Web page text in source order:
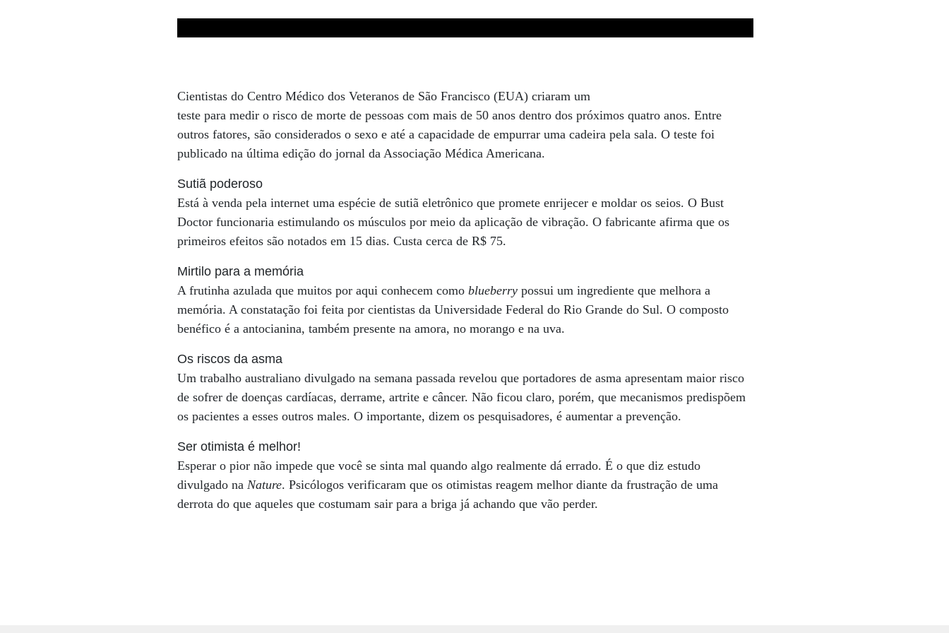
Cientistas do Centro Médico dos Veteranos de São Francisco (EUA) criaram um
teste para medir o risco de morte de pessoas com mais de 50 anos dentro dos próximos quatro anos. Entre
outros fatores, são considerados o sexo e até a capacidade de empurrar uma cadeira pela sala. O teste foi
publicado na última edição do jornal da Associação Médica Americana.
Sutiã poderoso
Está à venda pela internet uma espécie de sutiã eletrônico que promete enrijecer e moldar os seios. O Bust
Doctor funcionaria estimulando os músculos por meio da aplicação de vibração. O fabricante afirma que os
primeiros efeitos são notados em 15 dias. Custa cerca de R$ 75.
Mirtilo para a memória
A frutinha azulada que muitos por aqui conhecem comoblueberry possui um ingrediente que melhora a
memória. A constatação foi feita por cientistas da Universidade Federal do Rio Grande do Sul. O composto
benéfico é a antocianina, também presente na amora, no morango e na uva.
Os riscos da asma
Um trabalho australiano divulgado na semana passada revelou que portadores de asma apresentam maior risco
de sofrer de doenças cardíacas, derrame, artrite e câncer. Não ficou claro, porém, que mecanismos predispõem
os pacientes a esses outros males. O importante, dizem os pesquisadores, é aumentar a prevenção.
Ser otimista é melhor!
Esperar o pior não impede que você se sinta mal quando algo realmente dá errado. É o que diz estudo
divulgado naNature. Psicólogos verificaram que os otimistas reagem melhor diante da frustração de uma
derrota do que aqueles que costumam sair para a briga já achando que vão perder.